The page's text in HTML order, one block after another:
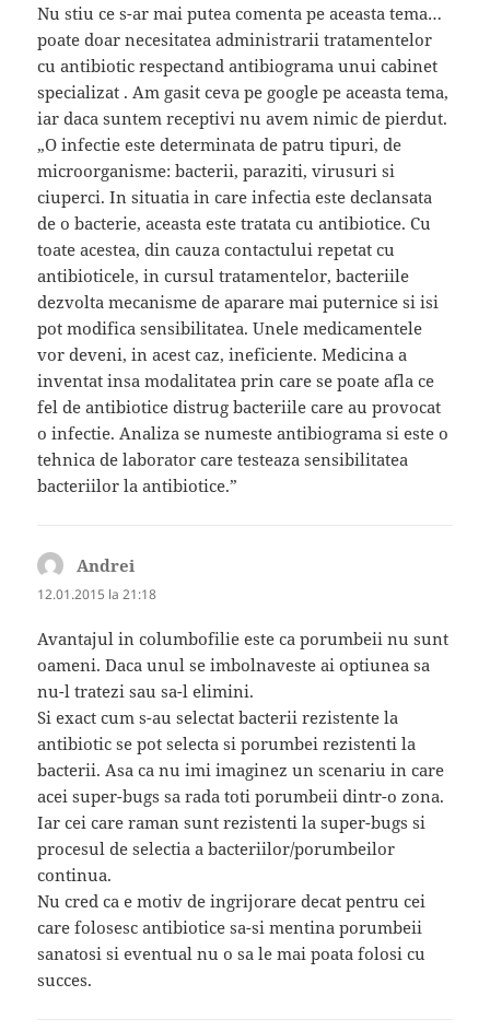
Nu stiu ce s-ar mai putea comenta pe aceasta tema…
poate doar necesitatea administrarii tratamentelor
cu antibiotic respectand antibiograma unui cabinet
specializat . Am gasit ceva pe google pe aceasta tema,
iar daca suntem receptivi nu avem nimic de pierdut.
„O infectie este determinata de patru tipuri, de
microorganisme: bacterii, paraziti, virusuri si
ciuperci. In situatia in care infectia este declansata
de o bacterie, aceasta este tratata cu antibiotice. Cu
toate acestea, din cauza contactului repetat cu
antibioticele, in cursul tratamentelor, bacteriile
dezvolta mecanisme de aparare mai puternice si isi
pot modifica sensibilitatea. Unele medicamentele
vor deveni, in acest caz, ineficiente. Medicina a
inventat insa modalitatea prin care se poate afla ce
fel de antibiotice distrug bacteriile care au provocat
o infectie. Analiza se numeste antibiograma si este o
tehnica de laborator care testeaza sensibilitatea
bacteriilor la antibiotice.”
Andrei
12.01.2015 la 21:18
Avantajul in columbofilie este ca porumbeii nu sunt
oameni. Daca unul se imbolnaveste ai optiunea sa
nu-l tratezi sau sa-l elimini.
Si exact cum s-au selectat bacterii rezistente la
antibiotic se pot selecta si porumbei rezistenti la
bacterii. Asa ca nu imi imaginez un scenariu in care
acei super-bugs sa rada toti porumbeii dintr-o zona.
Iar cei care raman sunt rezistenti la super-bugs si
procesul de selectia a bacteriilor/porumbeilor
continua.
Nu cred ca e motiv de ingrijorare decat pentru cei
care folosesc antibiotice sa-si mentina porumbeii
sanatosi si eventual nu o sa le mai poata folosi cu
succes.